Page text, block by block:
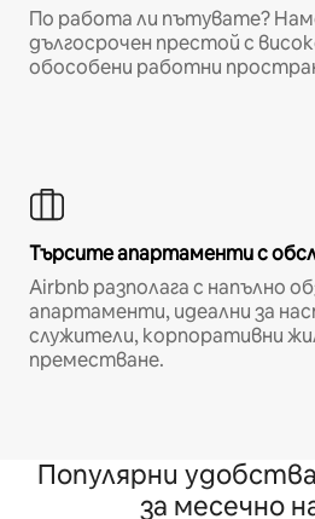
По работа ли пътувате?
дългосрочен престой с
обособени работни
Търсите апартаменти с
Airbnb разполага с напълно
апартаменти, идеални за
служители, корпоративни
преместване.
Популярни
за месечно